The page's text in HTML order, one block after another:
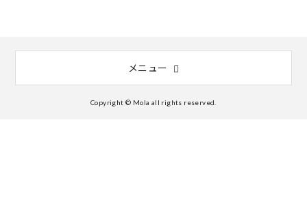
メニュー
Copyright © Mola all rights reserved.